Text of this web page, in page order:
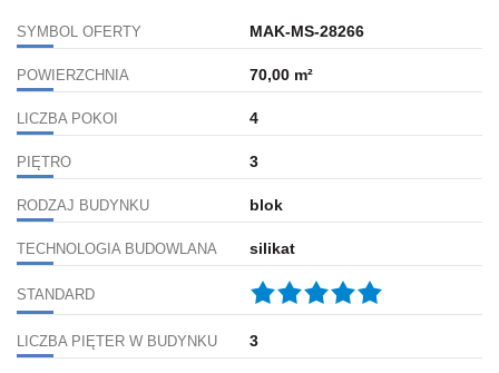
SYMBOL OFERTY MAK-MS-28266
POWIERZCHNIA 70,00 m²
LICZBA POKOI 4
PIĘTRO 3
RODZAJ BUDYNKU blok
TECHNOLOGIA BUDOWLANA silikat
STANDARD
LICZBA PIĘTER W BUDYNKU 3